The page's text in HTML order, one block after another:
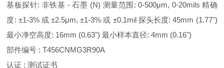
基板探针: 非铁基 - 石墨 (N) 测量范围: 0-500μm, 0-20mils 精确
度: ±1-3% 或 ±2.5μm, ±1-3% 或 ±0.1mil 探头长度: 45mm (1.77")
最小净空高度: 16mm (0.63") 最小样本直径: 4mm (0.16")
部件编号 : T456CNMG3R90A
认证 : 测试证书